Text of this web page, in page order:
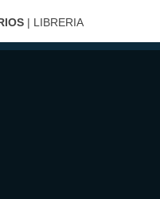
| LIBRERIA